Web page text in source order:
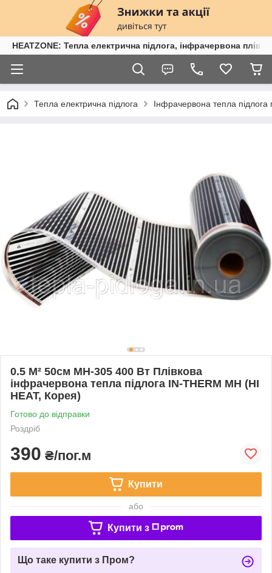
HEATZONE: Тепла електрична підлога, інфрачервона
Тепла електрична підлога Інфрачервона тепла підлога
0.5 М² 50см MH-305 400 Вт Плівкова
інфрачервона тепла підлога IN-THERM MH (HI
HEAT, Корея)
Готово до відправки
Роздріб
390 ₴/пог.м
Купити
або
Купити з
Що таке купити з Пром?